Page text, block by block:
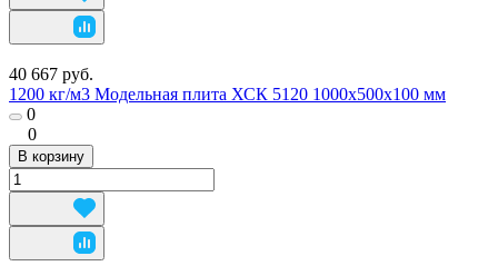
40 667 руб.
1200 кг/м3 Модельная плита ХСК 5120 1000х500х100 мм
0
0
В корзину